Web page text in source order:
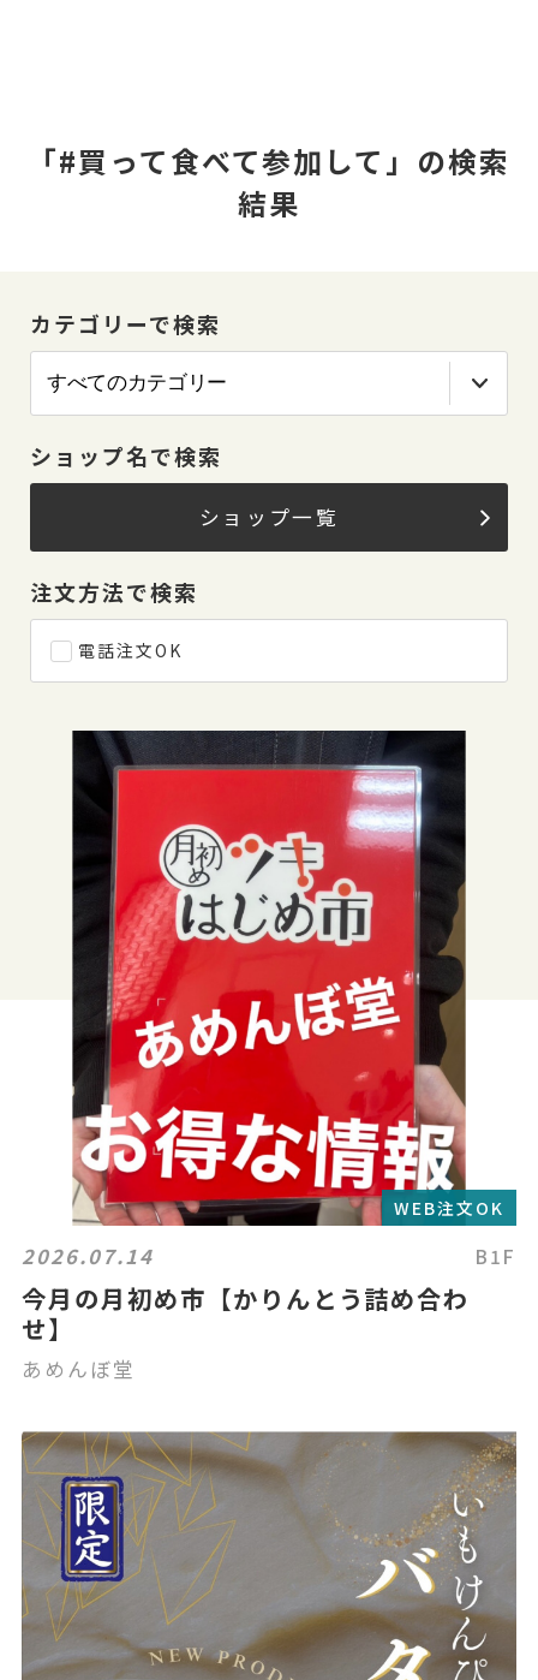
「#買って食べて参加して」の検索
結果
カテゴリーで検索
ショップ名で検索
ショップ一覧
注文方法で検索
電話注文OK
WEB注文OK
2026.07.14 B1F
今月の月初め市【かりんとう詰め合わ
せ】
あめんぼ堂